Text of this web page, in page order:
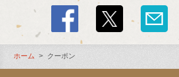
ホーム クーポン